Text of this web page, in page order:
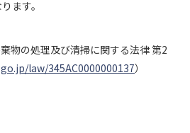
ます。
物の処理及び清掃に関する法律 第2
law/345AC0000000137）